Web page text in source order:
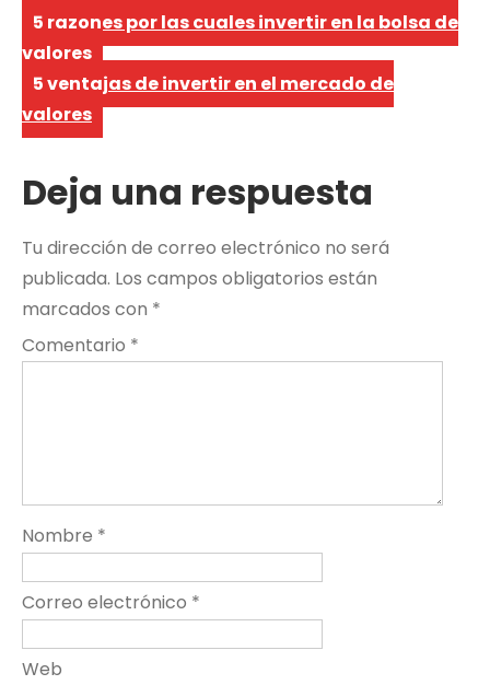
Navegación
de
entradas
5 razones por las cuales invertir en la bolsa de
valores
5 ventajas de invertir en el mercado de
valores
Deja una respuesta
Tu dirección de correo electrónico no será
publicada. Los campos obligatorios están
marcados con *
Comentario *
Nombre *
Correo electrónico *
Web